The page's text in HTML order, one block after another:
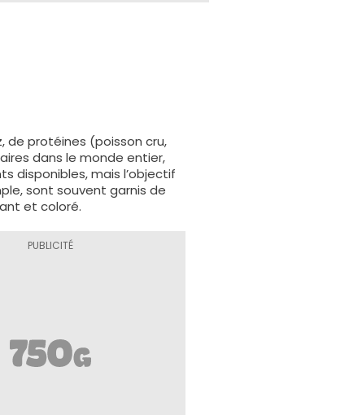
de protéines (poisson cru,
dans le monde entier,
disponibles, mais l’objectif
sont souvent garnis de
et coloré.